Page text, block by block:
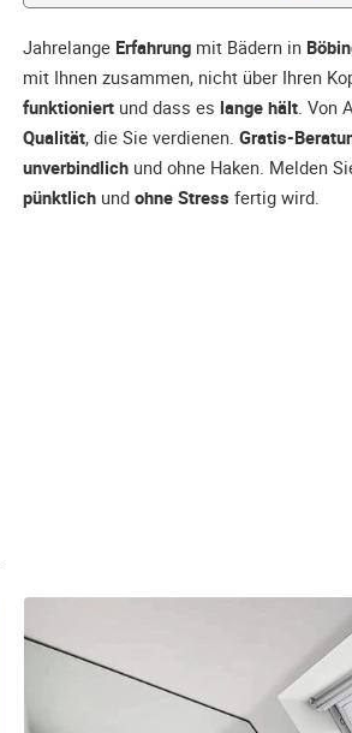
Jahrelange Erfahrung mit Bädern in
mit Ihnen zusammen, nicht über Ihren
funktioniert und dass es lange hält. Von
Qualität, die Sie verdienen. Gratis-
unverbindlich und ohne Haken. Melden
pünktlich und ohne Stress fertig wird.